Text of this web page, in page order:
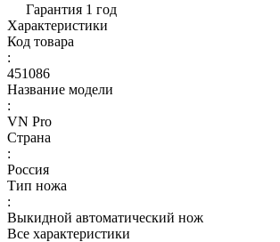
Гарантия 1 год
Характеристики
Код товара
:
451086
Название модели
:
VN Pro
Страна
:
Россия
Тип ножа
:
Выкидной автоматический нож
Все характеристики